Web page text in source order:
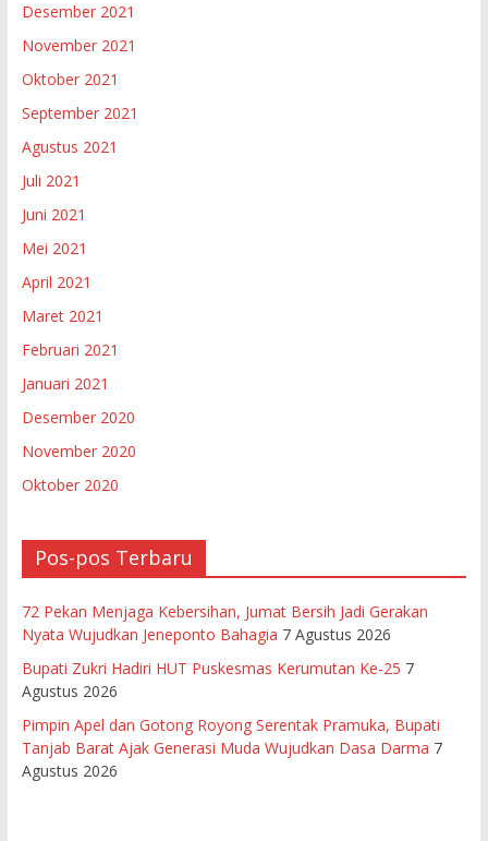
Desember 2021
November 2021
Oktober 2021
September 2021
Agustus 2021
Juli 2021
Juni 2021
Mei 2021
April 2021
Maret 2021
Februari 2021
Januari 2021
Desember 2020
November 2020
Oktober 2020
Pos-pos Terbaru
72 Pekan Menjaga Kebersihan, Jumat Bersih Jadi Gerakan
Nyata Wujudkan Jeneponto Bahagia 7 Agustus 2026
Bupati Zukri Hadiri HUT Puskesmas Kerumutan Ke-25 7
Agustus 2026
Pimpin Apel dan Gotong Royong Serentak Pramuka, Bupati
Tanjab Barat Ajak Generasi Muda Wujudkan Dasa Darma 7
Agustus 2026